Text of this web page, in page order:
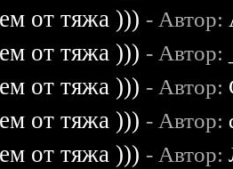
от тяжа ))) - Автор:
от тяжа ))) - Автор:
от тяжа ))) - Автор:
от тяжа ))) - Автор:
от тяжа ))) - Автор: